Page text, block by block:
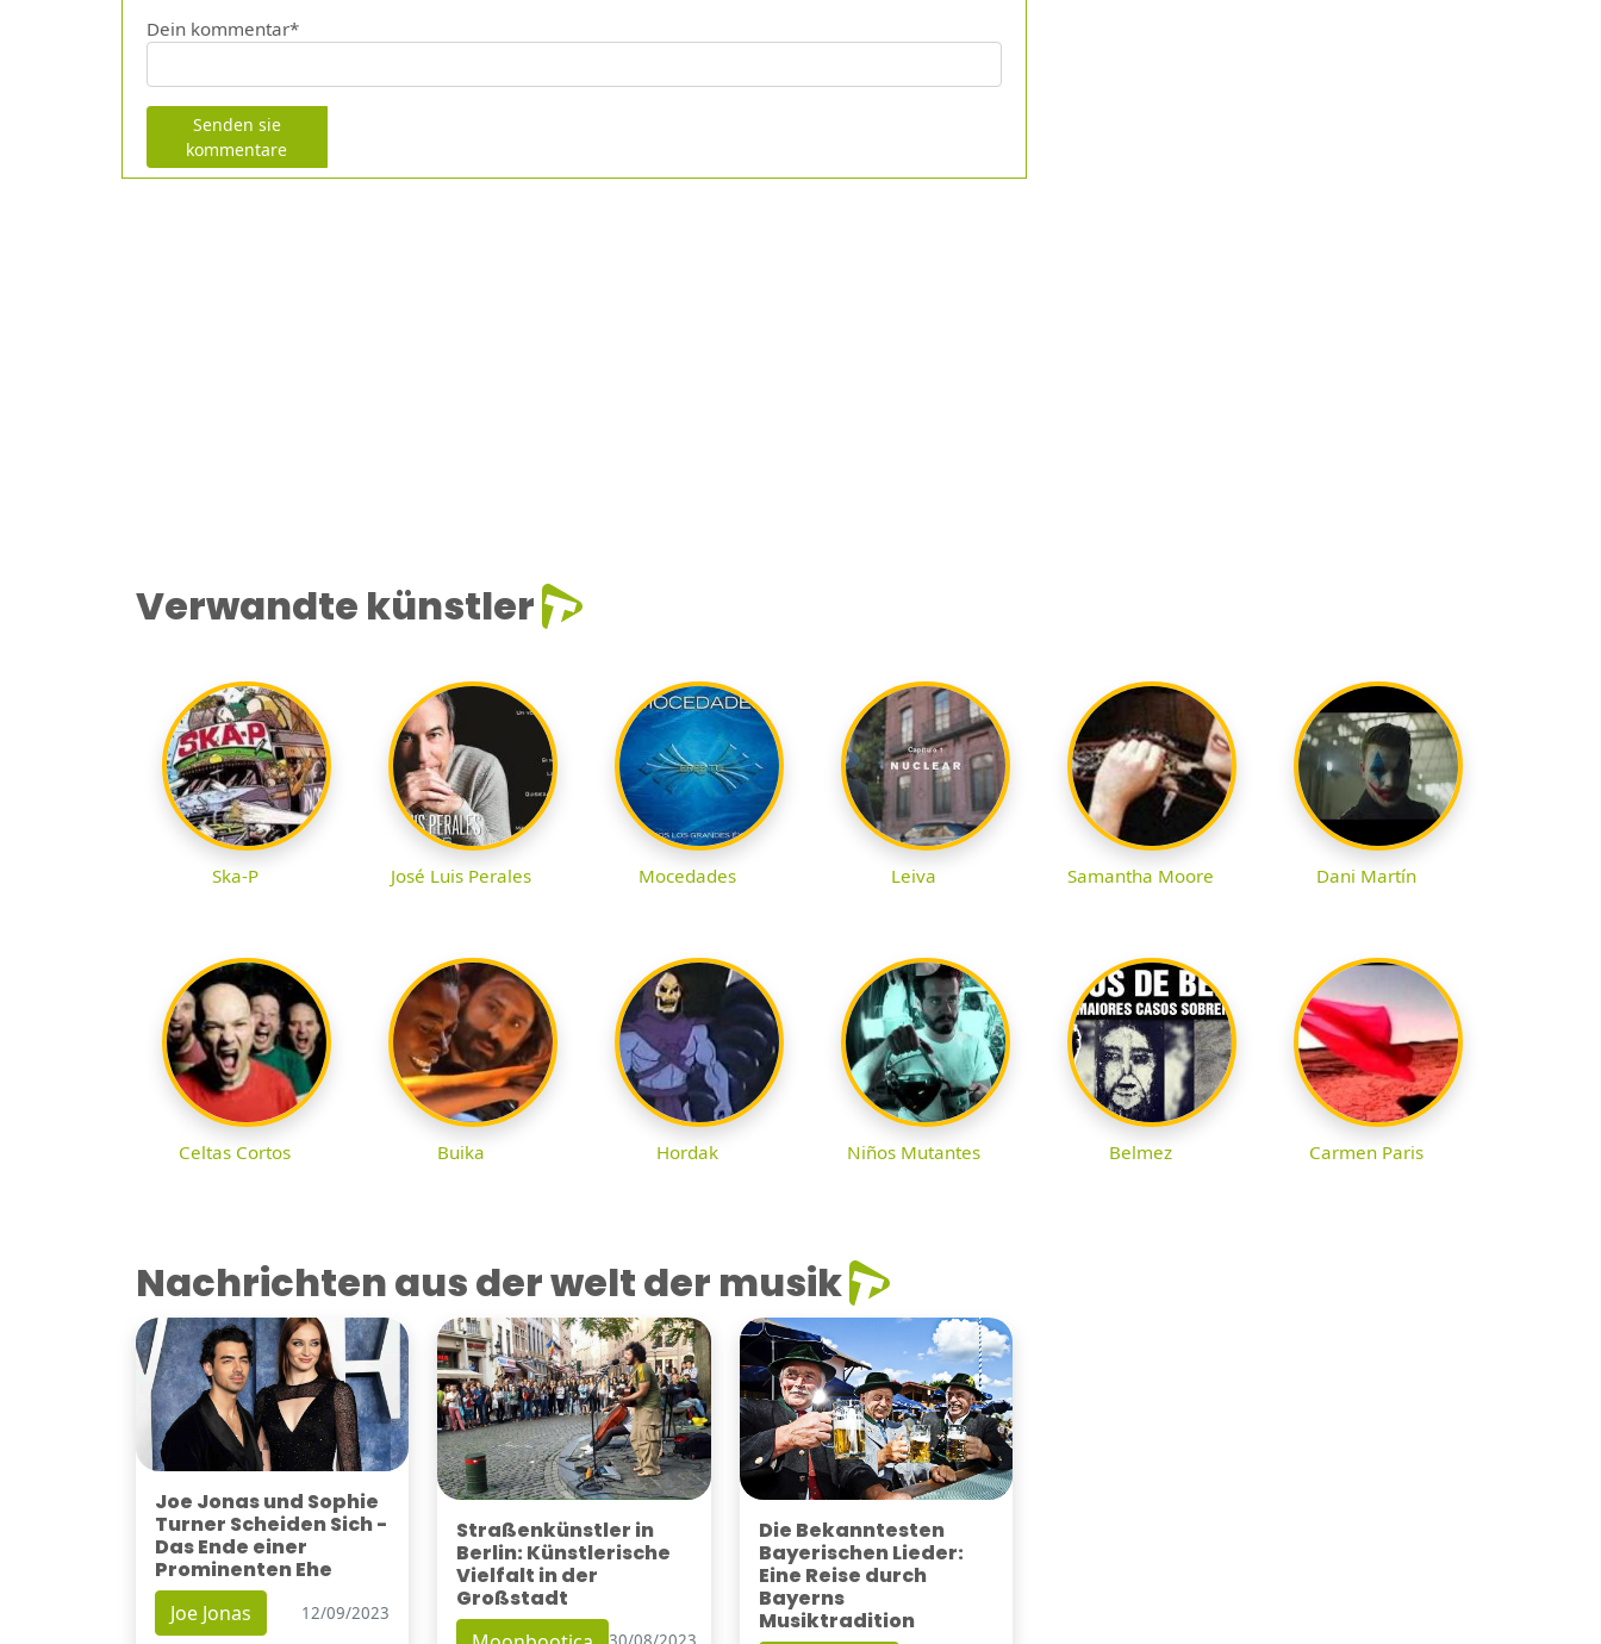
Dein kommentar*
Senden sie
kommentare
Verwandte künstler
Ska-P José Luis Perales Mocedades Leiva Samantha Moore Dani Martín
Celtas Cortos Buika Hordak Niños Mutantes Belmez Carmen Paris
Nachrichten aus der welt der musik
Joe Jonas und Sophie
Turner Scheiden Sich -
Das Ende einer
Prominenten Ehe
Joe Jonas 12/09/2023
Straßenkünstler in
Berlin: Künstlerische
Vielfalt in der
Großstadt
Die Bekanntesten
Bayerischen Lieder:
Eine Reise durch
Bayerns
Musiktradition